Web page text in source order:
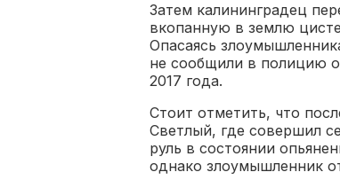
Затем калининградец
вкопанную в землю
Опасаясь
не сообщили в полицию
2017 года.
Стоит отметить, что
Светлый, где совершил
руль в состоянии
однако злоумышленник